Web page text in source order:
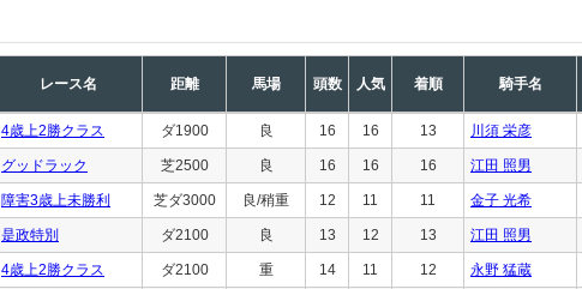
レース名 距離 馬場 頭数 人気 着順 騎手名
4歳上2勝クラス ダ1900 良 16 16 13 川須 栄彦
グッドラック 芝2500 良 16 16 16 江田 照男
障害3歳上未勝利 芝ダ3000 良/稍重 12 11 11 金子 光希
是政特別 ダ2100 良 13 12 13 江田 照男
4歳上2勝クラス ダ2100 重 14 11 12 永野 猛蔵